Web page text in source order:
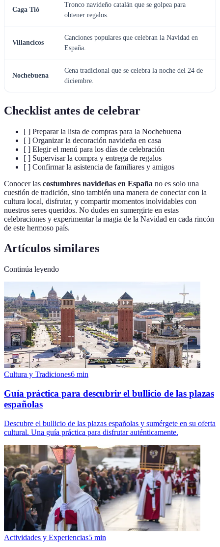
Caga Tió
Tronco navideño catalán que se golpea para
obtener regalos.
Villancicos
Canciones populares que celebran la Navidad en
España.
Nochebuena
Cena tradicional que se celebra la noche del 24 de
diciembre.
Checklist antes de celebrar
[ ] Preparar la lista de compras para la Nochebuena
[ ] Organizar la decoración navideña en casa
[ ] Elegir el menú para los días de celebración
[ ] Supervisar la compra y entrega de regalos
[ ] Confirmar la asistencia de familiares y amigos
Conocer las costumbres navideñas en España no es solo una
cuestión de tradición, sino también una manera de conectar con la
cultura local, disfrutar, y compartir momentos inolvidables con
nuestros seres queridos. No dudes en sumergirte en estas
celebraciones y experimentar la magia de la Navidad en cada rincón
de este hermoso país.
Artículos similares
Continúa leyendo
Cultura y Tradiciones6 min
Guía práctica para descubrir el bullicio de las plazas
españolas
Descubre el bullicio de las plazas españolas y sumérgete en su oferta
cultural. Una guía práctica para disfrutar auténticamente.
Actividades y Experiencias5 min